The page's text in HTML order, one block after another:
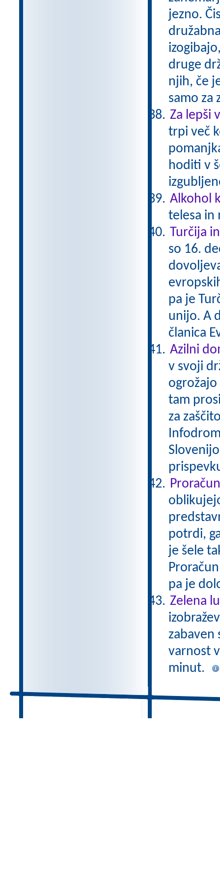
jezno.
druge
njih, če
samo za
Za lepši
trpi več
hoditi v
Alkohol
telesa in
Turčija
so 16.
pa je
unijo. A
članica
Azilni
v svoji
ogrožajo
tam
za
Proračun
potrdi,
je šele
pa je
Zelena
zabaven
varnost
minut.